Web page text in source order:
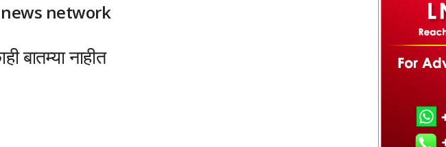
network
बातम्या नाहीत